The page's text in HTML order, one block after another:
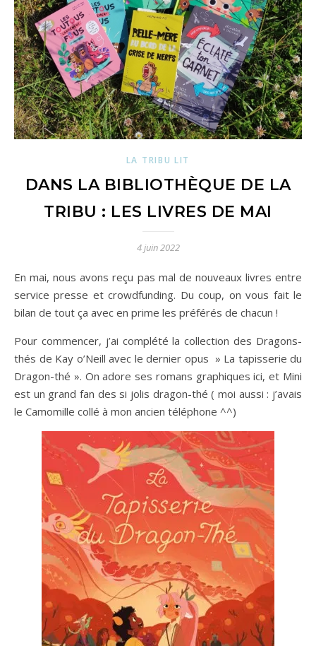
LA TRIBU LIT
DANS LA BIBLIOTHÈQUE DE LA
TRIBU : LES LIVRES DE MAI
4 juin 2022
En mai, nous avons reçu pas mal de nouveaux livres entre
service presse et crowdfunding. Du coup, on vous fait le
bilan de tout ça avec en prime les préférés de chacun !
Pour commencer, j’ai complété la collection des Dragons-
thés de Kay o’Neill avec le dernier opus » La tapisserie du
Dragon-thé ». On adore ses romans graphiques ici, et Mini
est un grand fan des si jolis dragon-thé ( moi aussi : j’avais
le Camomille collé à mon ancien téléphone ^^)